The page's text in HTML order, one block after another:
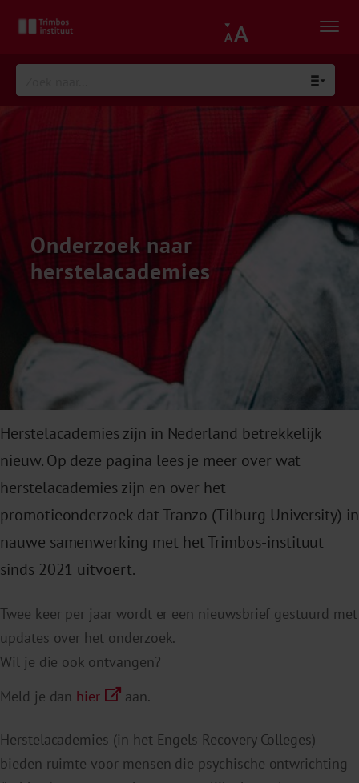
Onderzoek naar
herstelacademies
Herstelacademies zijn in Nederland betrekkelijk
nieuw. Op deze pagina lees je meer over wat
herstelacademies zijn en over het
promotieonderzoek dat Tranzo (Tilburg University) in
nauwe samenwerking met het Trimbos-instituut
sinds 2021 uitvoert.
Twee keer per jaar wordt er een nieuwsbrief gestuurd met
updates over het onderzoek.
Wil je die ook ontvangen?
Meld je dan hier aan.
Herstelacademies (in het Engels Recovery Colleges)
bieden ruimte voor mensen die psychische ontwrichting